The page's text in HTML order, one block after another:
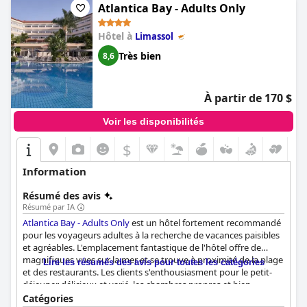
luxueux avec quelques points à améliorer, mais reste un
excellent choix pour les voyageurs qui souhaitent un séjour
propre et confortable.
Atlantica Bay - Adults Only
Hôtel à Limassol
8,6 Très bien
À partir de 170 $
Voir les disponibilités
$
Information
Résumé des avis
Résumé par IA
Atlantica Bay - Adults Onlyest un hôtel fortement recommandé
pour les voyageurs adultes à la recherche de vacances paisibles
et agréables. L'emplacement fantastique de l'hôtel offre de
magnifiques vues sur la mer et se trouve à proximité de la plage
et des restaurants. Les clients s'enthousiasment pour le petit-
déjeuner délicieux et varié, les chambres propres et bien
équipées et le personnel exceptionnel. La piscine et les
Lire les résumés des avis pour toutes les catégories
Catégories